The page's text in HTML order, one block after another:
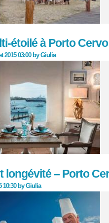
étoilé à Porto
2015 03:00 byGiulia
longévité – Porto
10:30 byGiulia